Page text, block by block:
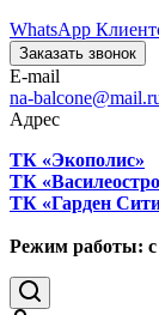
WhatsApp
Заказать звонок
E-mail
na-
Адрес
ТК «Экополис»
ТК
ТК «Гарден
Режим работы: с